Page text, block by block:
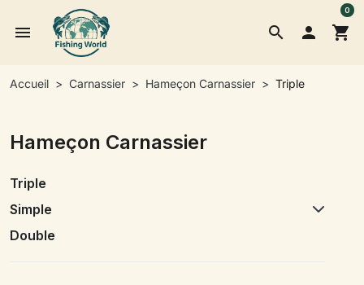
search
menu  shopping_cart
0
Accueil Carnassier Hameçon Carnassier Triple
Hameçon Carnassier
Triple
Simple
Double